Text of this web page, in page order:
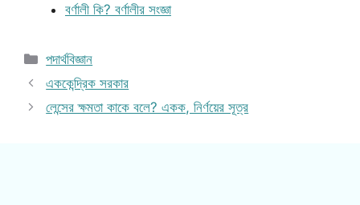
বর্ণালী কি? বর্ণালীর সংজ্ঞা
Categories
পদার্থবিজ্ঞান
এককেন্দ্রিক সরকার
লেন্সের ক্ষমতা কাকে বলে? একক, নির্ণয়ের সূত্র